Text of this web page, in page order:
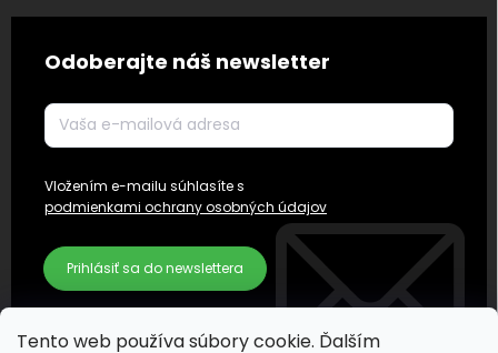
Tento web používa súbory cookie. Ďalším
Odoberajte náš newsletter
Vložením e-mailu súhlasíte s
podmienkami ochrany osobných údajov
Prihlásiť sa do newslettera